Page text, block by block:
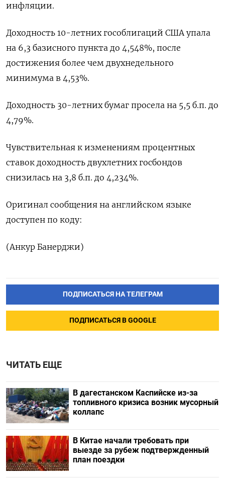
инфляции.
Доходность 10-летних гособлигаций США упала
на 6,3 базисного пункта до 4,548%, после
достижения более чем двухнедельного
минимума в 4,53%.
Доходность 30-летних бумаг просела на 5,5 б.п. до
4,79%.
Чувствительная к изменениям процентных
ставок доходность двухлетних госбондов
снизилась на 3,8 б.п. до 4,234%.
Оригинал сообщения на английском языке
доступен по коду:
(Анкур Банерджи)
ПОДПИСАТЬСЯ НА ТЕЛЕГРАМ
ПОДПИСАТЬСЯ В GOOGLE
ЧИТАТЬ ЕЩЕ
В дагестанском Каспийске из-за
топливного кризиса возник мусорный
коллапс
В Китае начали требовать при
выезде за рубеж подтвержденный
план поездки